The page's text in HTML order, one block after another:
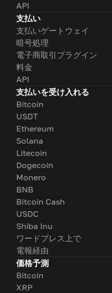
API
支払い
支払いゲートウェイ
暗号処理
電子商取引プラグイン
料金
API
支払いを受け入れる
Bitcoin
USDT
Ethereum
Solana
Litecoin
Dogecoin
Monero
BNB
Bitcoin Cash
USDC
Shiba Inu
ワードプレス上で
電報経由
価格予測
Bitcoin
XRP